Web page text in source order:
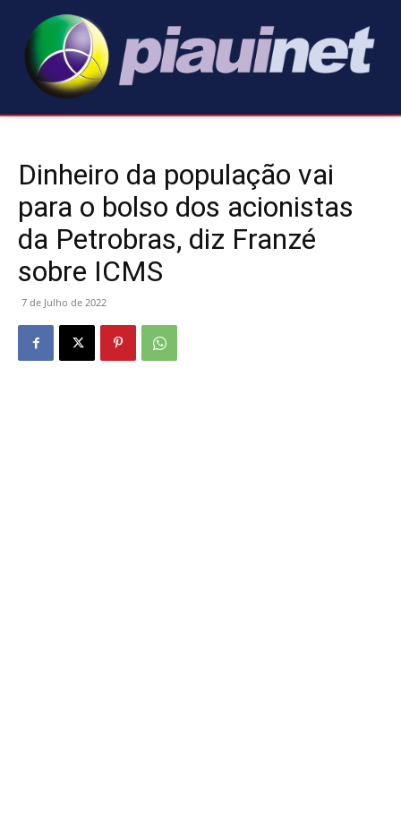
Dinheiro da população vai
para o bolso dos acionistas
da Petrobras, diz Franzé
sobre ICMS
7 de Julho de 2022